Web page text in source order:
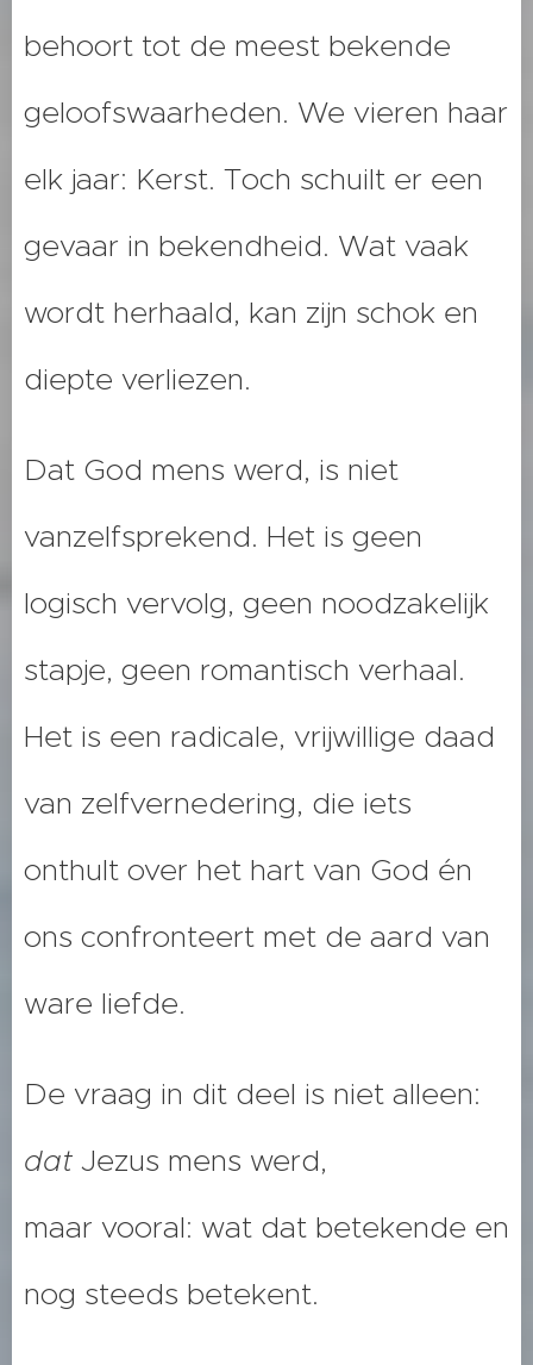
behoort tot de meest bekende
geloofswaarheden. We vieren haar
elk jaar: Kerst. Toch schuilt er een
gevaar in bekendheid. Wat vaak
wordt herhaald, kan zijn schok en
diepte verliezen.
Dat God mens werd, is niet
vanzelfsprekend. Het is geen
logisch vervolg, geen noodzakelijk
stapje, geen romantisch verhaal.
Het is een radicale, vrijwillige daad
van zelfvernedering, die iets
onthult over het hart van God én
ons confronteert met de aard van
ware liefde.
De vraag in dit deel is niet alleen:
dat Jezus mens werd,
maar vooral: wat dat betekende en
nog steeds betekent.